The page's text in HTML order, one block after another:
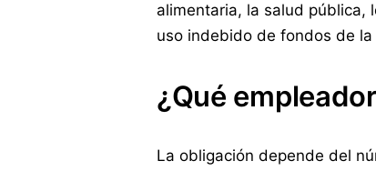
alimentaria, la salud pública,
uso indebido de fondos de
¿Qué
La obligación depende del